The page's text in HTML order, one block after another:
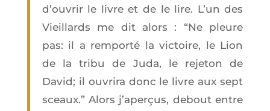
d’ou­vrir le livre et de le lire. L’un des
Vieillards me dit alors : “Ne pleure
pas: il a rem­por­té la vic­toire, le Lion
de la tri­bu de Juda, le reje­ton de
David; il ouvri­ra donc le livre aux sept
sceaux.” Alors j’a­per­çus, debout entre